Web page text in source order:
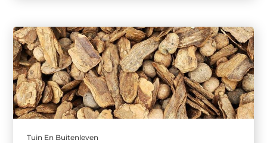
Tuin En Buitenleven